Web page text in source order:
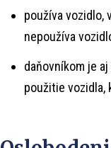
používa vozidlo,
nepoužíva
daňovníkom je
použitie vozidla,